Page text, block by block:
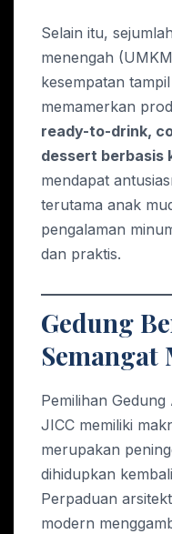
Selain itu,
menengah
kesempatan
memamerkan
ready-to-drink,
dessert berbasis
mendapat
terutama anak
pengalaman
dan praktis.
Gedung
Semangat
Pemilihan
JICC memiliki
merupakan
dihidupkan
Perpaduan
modern